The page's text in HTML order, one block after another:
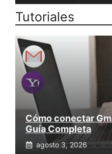
Tutoriales
Cómo conectar
Guía Completa
agosto 3, 2026